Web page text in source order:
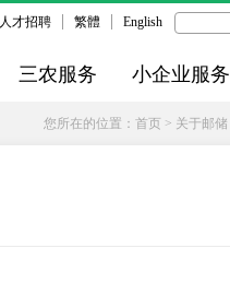
人才招聘 繁體 English
三农服务 小企业服务
您所在的位置： 首页 > 关于邮储